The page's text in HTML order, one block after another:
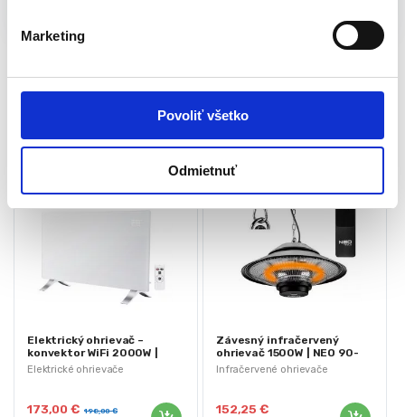
Marketing
Povoliť všetko
Odmietnuť
Výpredaj -- Dielňa
NEO
Súvisiace produkty
Elektrické ohrievače
Elektrický ohrievač –
konvektor WiFi 2000W |
NEO 90-095
173,00€ 198,00€
Infračervené ohrievače
Závesný infračervený
ohrievač 1500W | NEO 90-
034
152,25€